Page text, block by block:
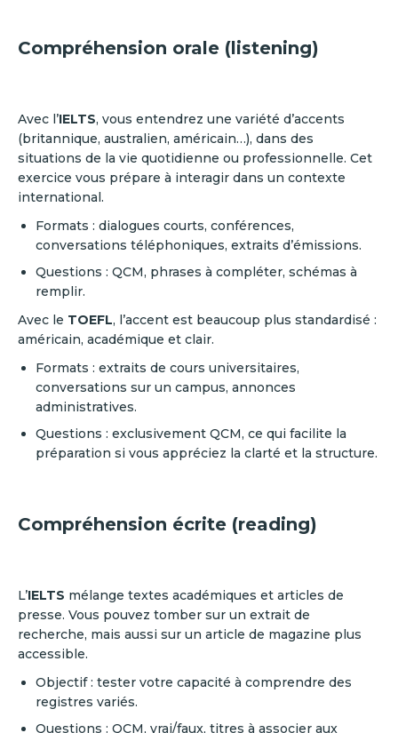
Compréhension orale (listening)
Avec l’IELTS, vous entendrez une variété d’accents
(britannique, australien, américain…), dans des
situations de la vie quotidienne ou professionnelle. Cet
exercice vous prépare à interagir dans un contexte
international.
Formats : dialogues courts, conférences,
conversations téléphoniques, extraits d’émissions.
Questions : QCM, phrases à compléter, schémas à
remplir.
Avec le TOEFL, l’accent est beaucoup plus standardisé :
américain, académique et clair.
Formats : extraits de cours universitaires,
conversations sur un campus, annonces
administratives.
Questions : exclusivement QCM, ce qui facilite la
préparation si vous appréciez la clarté et la structure.
Compréhension écrite (reading)
L’IELTS mélange textes académiques et articles de
presse. Vous pouvez tomber sur un extrait de
recherche, mais aussi sur un article de magazine plus
accessible.
Objectif : tester votre capacité à comprendre des
registres variés.
Questions : QCM, vrai/faux, titres à associer aux